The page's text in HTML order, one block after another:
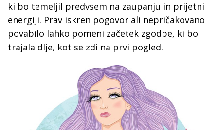
ki bo temeljil predvsem na zaupanju in prijetni
energiji. Prav iskren pogovor ali nepričakovano
povabilo lahko pomeni začetek zgodbe, ki bo
trajala dlje, kot se zdi na prvi pogled.